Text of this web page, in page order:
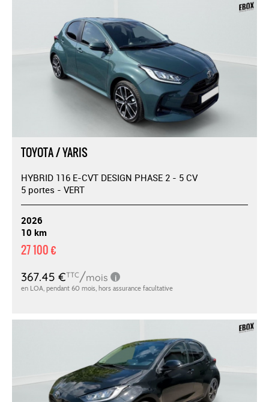
TOYOTA / YARIS
HYBRID 116 E-CVT DESIGN PHASE 2 - 5 CV
5 portes - VERT
2026
10 km
27 100 €